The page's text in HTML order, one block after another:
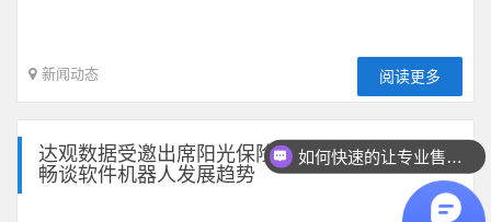
新闻动态 阅读更多
达观数据受邀出席阳光保险集团第二届科技峰会，
畅谈软件机器人发展趋势